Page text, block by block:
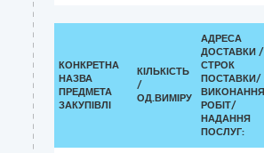
КОНКРЕТНА
НАЗВА
ПРЕДМЕТА
ЗАКУПІВЛІ
КІЛЬКІСТЬ
/
ОД.ВИМІРУ
АДРЕСА
ДОСТАВКИ /
СТРОК
ПОСТАВКИ/
ВИКОНАННЯ
РОБІТ/
НАДАННЯ
ПОСЛУГ: